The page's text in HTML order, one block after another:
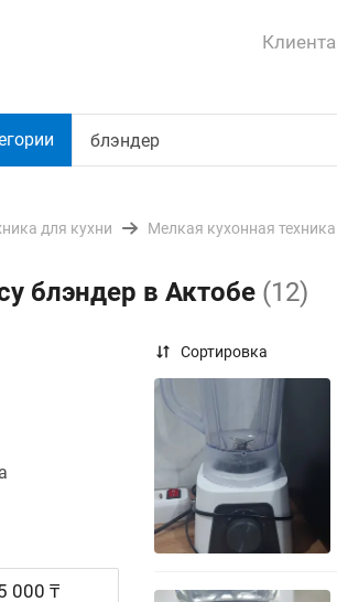
для кухни Мелкая кухонная техника
блэндер в Актобе (12)
Сортировка